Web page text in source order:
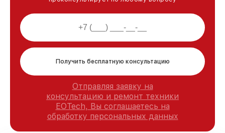
Получить бесплатную консультацию
Отправляя заявку на
консультацию и ремонт техники
EOTech, Вы соглашаетесь на
обработку персональных данных